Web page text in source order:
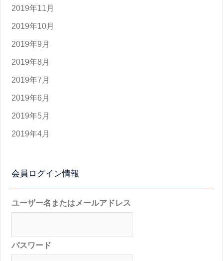
2019年11月
2019年10月
2019年9月
2019年8月
2019年7月
2019年6月
2019年5月
2019年4月
会員ログイン情報
ユーザー名またはメールアドレス
パスワード